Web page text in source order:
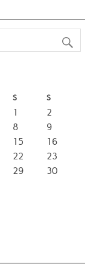
S S
1
2
8
9
15
16
22
23
29
30